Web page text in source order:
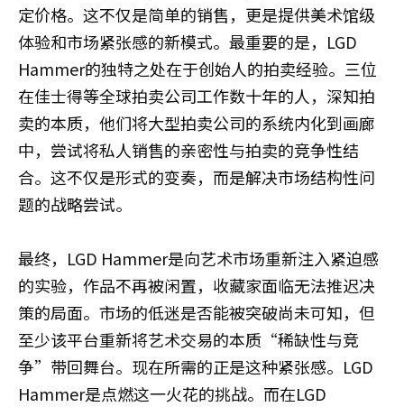
定价格。这不仅是简单的销售，更是提供美术馆级
体验和市场紧张感的新模式。最重要的是，LGD
Hammer的独特之处在于创始人的拍卖经验。三位
在佳士得等全球拍卖公司工作数十年的人，深知拍
卖的本质，他们将大型拍卖公司的系统内化到画廊
中，尝试将私人销售的亲密性与拍卖的竞争性结
合。这不仅是形式的变奏，而是解决市场结构性问
题的战略尝试。
最终，LGD Hammer是向艺术市场重新注入紧迫感
的实验，作品不再被闲置，收藏家面临无法推迟决
策的局面。市场的低迷是否能被突破尚未可知，但
至少该平台重新将艺术交易的本质“稀缺性与竞
争”带回舞台。现在所需的正是这种紧张感。LGD
Hammer是点燃这一火花的挑战。而在LGD